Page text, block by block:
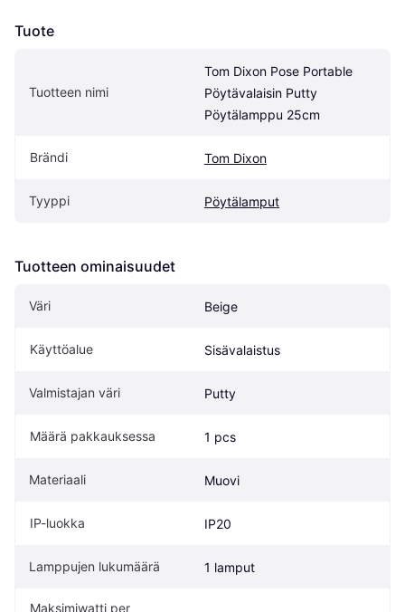
Tuote
Tuotteen nimi
Tom Dixon Pose Portable
Pöytävalaisin Putty
Pöytälamppu 25cm
Brändi Tom Dixon
Tyyppi Pöytälamput
Tuotteen ominaisuudet
Väri Beige
Käyttöalue Sisävalaistus
Valmistajan väri Putty
Määrä pakkauksessa 1 pcs
Materiaali Muovi
IP-luokka IP20
Lamppujen lukumäärä 1 lamput
Maksimiwatti per